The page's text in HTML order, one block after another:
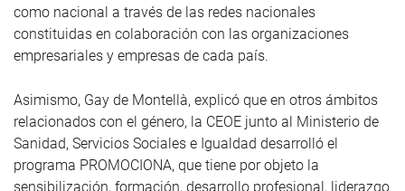
como nacional a través de las redes nacionales
constituidas en colaboración con las organizaciones
empresariales y empresas de cada país.
Asimismo, Gay de Montellà, explicó que en otros ámbitos
relacionados con el género, la CEOE junto al Ministerio de
Sanidad, Servicios Sociales e Igualdad desarrolló el
programa PROMOCIONA, que tiene por objeto la
sensibilización, formación, desarrollo profesional, liderazgo